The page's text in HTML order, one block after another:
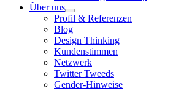
Über uns
Profil & Referenzen
Blog
Design Thinking
Kundenstimmen
Netzwerk
Twitter Tweeds
Gender-Hinweise